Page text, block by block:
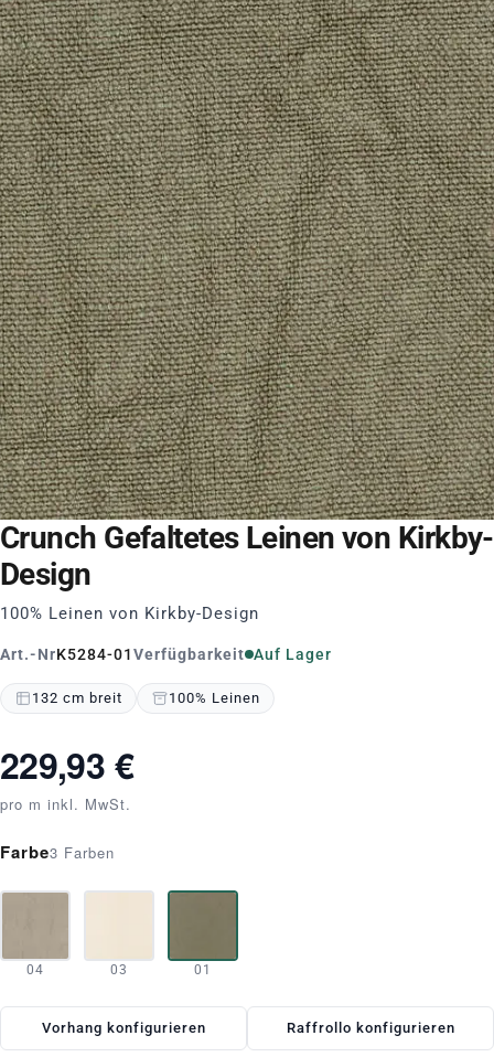
Crunch Gefaltetes Leinen von Kirkby-
Design
100% Leinen von Kirkby-Design
Art.-NrK5284-01Verfügbarkeit Auf Lager
132 cm breit 100% Leinen
229,93 €
pro m inkl. MwSt.
Farbe3 Farben
04 03 01
Vorhang konfigurieren Raffrollo konfigurieren